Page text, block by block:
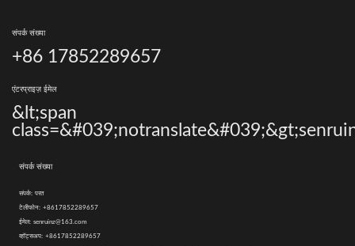
संपर्क संख्या
+86 17852289657
एंटरप्राइज़ ईमेल
&lt;span
संपर्क संख्या
संपर्क: परत
टेलीफोन: +8617852289657
ईमेल: senruinz@163.com
व्हॉट्सअप: +8617852289657